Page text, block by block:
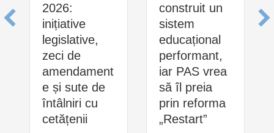
2026:
inițiative
legislative,
zeci de
amendament
e și sute de
întâlniri cu
cetățenii
construit un
sistem
educațional
performant,
iar PAS vrea
să îl preia
prin reforma
„Restart”